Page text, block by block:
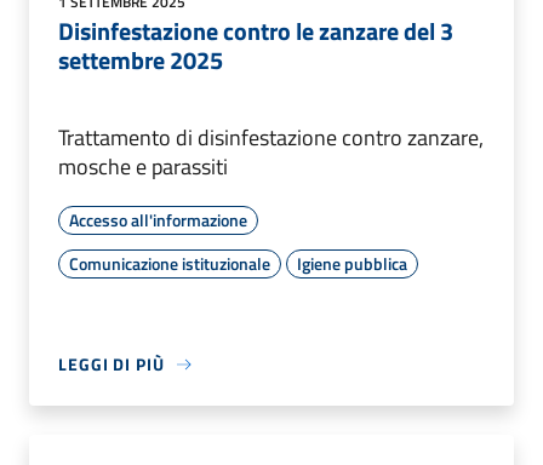
Disinfestazione contro le zanzare del 3
settembre 2025
Trattamento di disinfestazione contro zanzare,
mosche e parassiti
Accesso all'informazione
Comunicazione istituzionale
Igiene pubblica
LEGGI DI PIÙ